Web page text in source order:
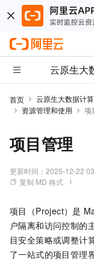
云原生大
首页 云原生大数据计
资源管理和使用
项
项目管理
更新时间： 2025-12-22
复制 MD 格式
项目（Project）是
户隔离和访问控制的
目安全策略或调整计
了一站式的项目管理